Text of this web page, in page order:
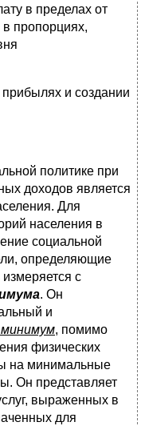
в пределах от
пропорциях,
прибылях и создании
политике при
доходов является
Для
населения в
социальной
определяющие
с
. Он
и
, помимо
физических
на минимальные
Он представляет
выраженных в
для